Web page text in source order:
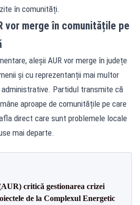
în comunități.
vor merge în comunitățile pe
aleșii AUR vor merge în județe
și cu reprezentanții mai multor
Partidul transmite că
aproape de comunitățile pe care
direct care sunt problemele locale
mai departe.
critică gestionarea crizei
de la Complexul Energetic